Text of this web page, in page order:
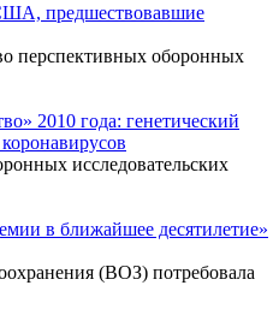
предшествовавшие
перспективных оборонных
2010 года: генетический
исследовательских
в ближайшее десятилетие»
(ВОЗ) потребовала